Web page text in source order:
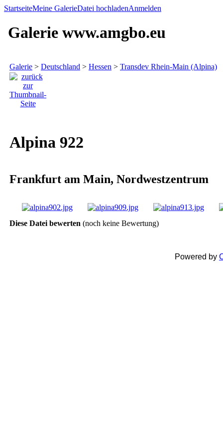
StartseiteMeine GalerieDatei hochladenAnmelden
Galerie www.amgbo.eu
Galerie > Deutschland > Hessen > Transdev Rhein-Main (Alpina)
Alpina 922
Frankfurt am Main, Nordwestzentrum
Diese Datei bewerten (noch keine Bewertung)
Powered by